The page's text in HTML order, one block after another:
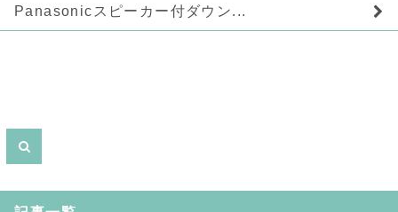
Panasonicスピーカー付ダウン...